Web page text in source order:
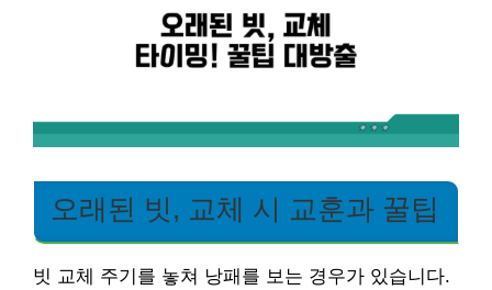
오래된 빗, 교체 시 교훈과 꿀팁
빗 교체 주기를 놓쳐 낭패를 보는 경우가 있습니다.